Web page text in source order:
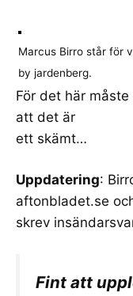
Marcus Birro står för
by jardenberg.
För det här
att det är
ett skämt…
Uppdatering:
aftonbladet.se
skrev
Fint att